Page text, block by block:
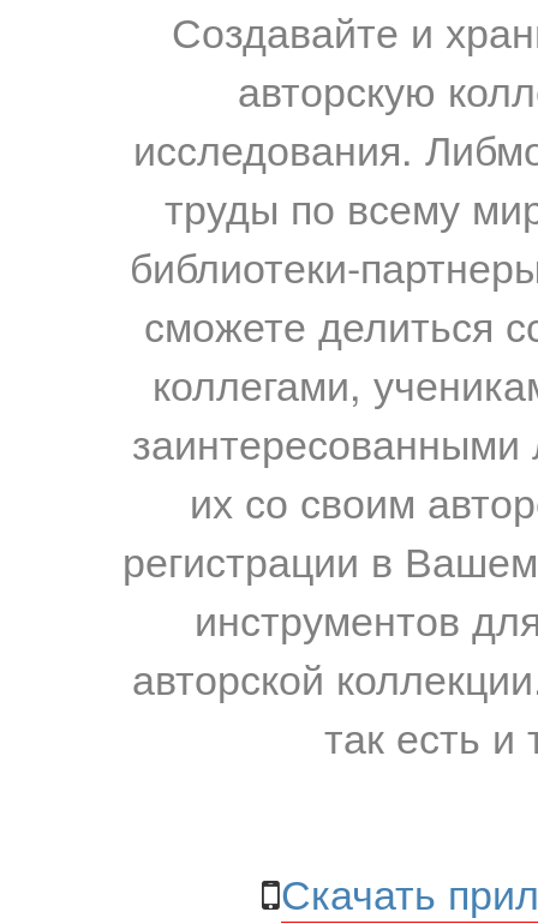
Создавайте и
авторскую
исследования.
труды по всему
библиотеки-
сможете делиться
коллегами,
их со своим
регистрации в
инструментов
авторской
так есть и
Скачать